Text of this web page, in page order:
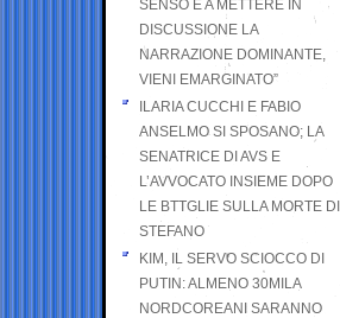
SENSO E A METTERE IN
DISCUSSIONE LA
NARRAZIONE DOMINANTE,
VIENI EMARGINATO”
ILARIA CUCCHI E FABIO
ANSELMO SI SPOSANO; LA
SENATRICE DI AVS E
L’AVVOCATO INSIEME DOPO
LE BTTGLIE SULLA MORTE DI
STEFANO
KIM, IL SERVO SCIOCCO DI
PUTIN: ALMENO 30MILA
NORDCOREANI SARANNO